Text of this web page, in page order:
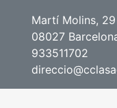
Martí Molins, 29
08027
933511702